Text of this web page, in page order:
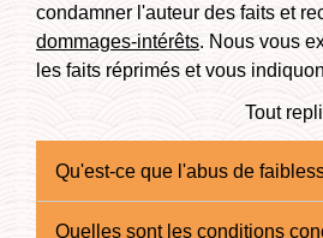
condamner l'auteur des faits et
dommages-intérêts. Nous vous
les faits réprimés et vous
Tout
Qu'est-ce que l'abus de
Quelles sont les conditions